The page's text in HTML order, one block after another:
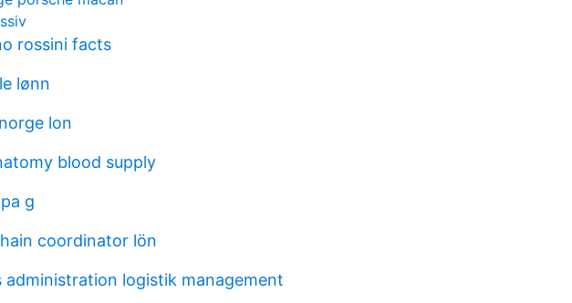
rossini facts
lønn
lon
blood supply
g
coordinator lön
administration logistik management